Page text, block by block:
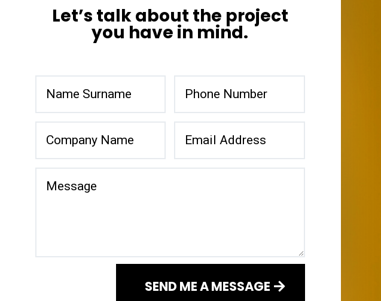
Let’s talk about the project
you have in mind.
SEND ME A MESSAGE